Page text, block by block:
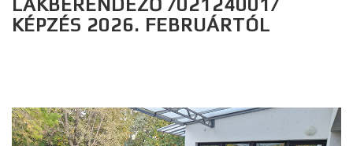
LAKBERENDEZŐ /02124001/
KÉPZÉS 2026. FEBRUÁRTÓL